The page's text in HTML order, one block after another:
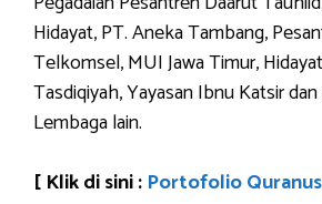
Hidayat, PT. Aneka Tambang,
Telkomsel, MUI Jawa Timur,
Tasdiqiyah, Yayasan Ibnu Katsir
Lembaga lain.
[ Klik di sini : Portofolio